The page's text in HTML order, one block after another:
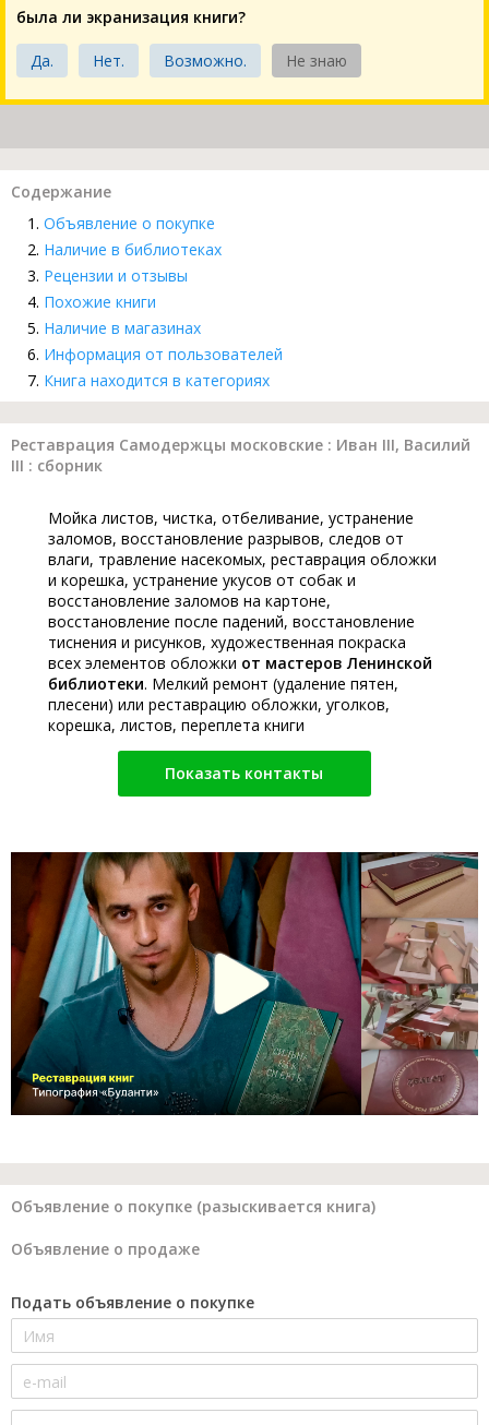
была ли экранизация книги?
Да. Нет. Возможно. Не знаю
Содержание
Объявление о покупке
Наличие в библиотеках
Рецензии и отзывы
Похожие книги
Наличие в магазинах
Информация от пользователей
Книга находится в категориях
Реставрация Самодержцы московские : Иван III, Василий
III : сборник
Мойка листов, чистка, отбеливание, устранение
заломов, восстановление разрывов, следов от
влаги, травление насекомых, реставрация обложки
и корешка, устранение укусов от собак и
восстановление заломов на картоне,
восстановление после падений, восстановление
тиснения и рисунков, художественная покраска
всех элементов обложки от мастеров Ленинской
библиотеки. Мелкий ремонт (удаление пятен,
плесени) или реставрацию обложки, уголков,
корешка, листов, переплета книги
Показать контакты
Объявление о покупке (разыскивается книга)
Объявление о продаже
Подать объявление о покупке